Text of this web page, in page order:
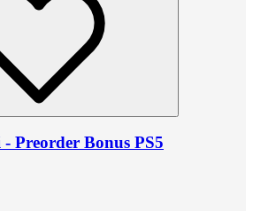
- Preorder Bonus PS5